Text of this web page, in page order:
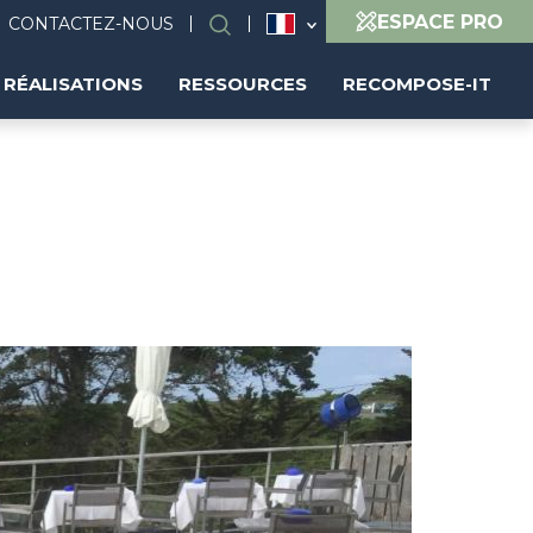
CONTACTEZ-NOUS Rechercher ESPACE PRO
RÉALISATIONS RESSOURCES RECOMPOSE-IT